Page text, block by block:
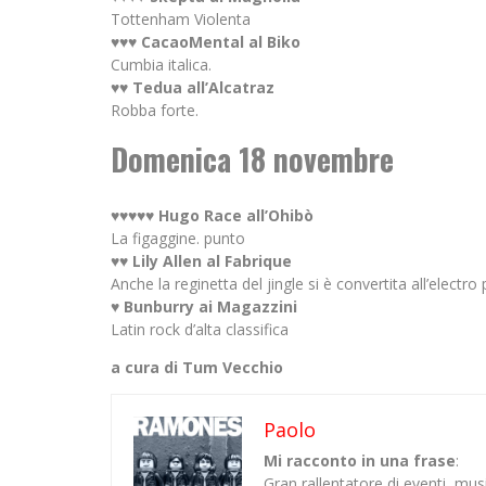
Tottenham Violenta
♥♥♥ CacaoMental al Biko
Cumbia italica.
♥♥ Tedua all’Alcatraz
Robba forte.
Domenica 18 novembre
♥♥♥♥♥ Hugo Race all’Ohibò
La figaggine. punto
♥♥ Lily Allen al Fabrique
Anche la reginetta del jingle si è convertita all’electro
♥ Bunburry ai Magazzini
Latin rock d’alta classifica
a cura di Tum Vecchio
Paolo
Mi racconto in una frase: